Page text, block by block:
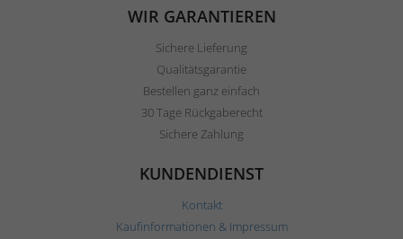
WIR GARANTIEREN
Sichere Lieferung
Qualitätsgarantie
Bestellen ganz einfach
30 Tage Rückgaberecht
Sichere Zahlung
KUNDENDIENST
Kontakt
Kaufinformationen & Impressum